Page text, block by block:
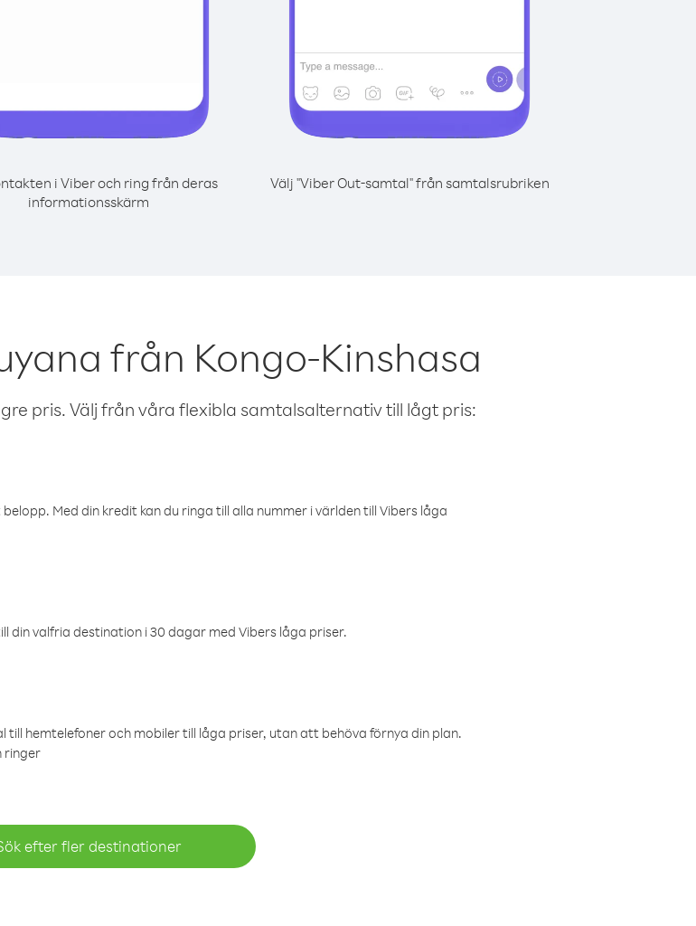
i Viber och ring från deras
informationsskärm
Välj "Viber Out-samtal" från samtalsrubriken
från Kongo-Kinshasa
pris. Välj från våra flexibla samtalsalternativ till lågt pris:
Med din kredit kan du ringa till alla nummer i världen till Vibers låga
valfria destination i 30 dagar med Vibers låga priser.
hemtelefoner och mobiler till låga priser, utan att behöva förnya din plan.
ringer
efter fler destinationer